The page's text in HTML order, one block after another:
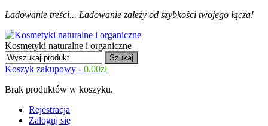
Ładowanie treści... Ładowanie zależy od szybkości twojego łącza!
Kosmetyki naturalne i organiczne
Koszyk zakupowy - 0.00zł
Brak produktów w koszyku.
Rejestracja
Zaloguj się